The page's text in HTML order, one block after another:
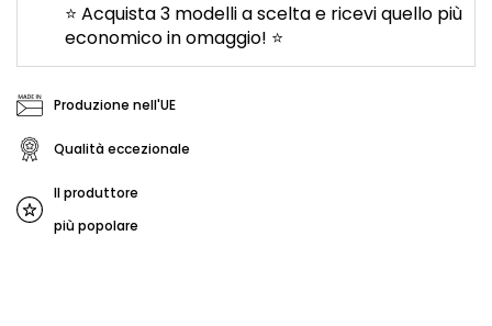
⭐ Acquista 3 modelli a scelta e ricevi quello più
economico in omaggio! ⭐
Produzione nell'UE
Qualità eccezionale
Il produttore
più popolare